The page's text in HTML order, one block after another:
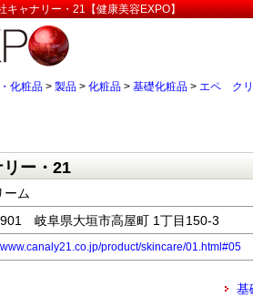
ャナリー・21【健康美容EXPO】
化粧品 > 製品 > 化粧品 > 基礎化粧品 > エペ ク
ー・21
ム
岐阜県大垣市高屋町 1丁目150-3
product/skincare/01.html#05
基